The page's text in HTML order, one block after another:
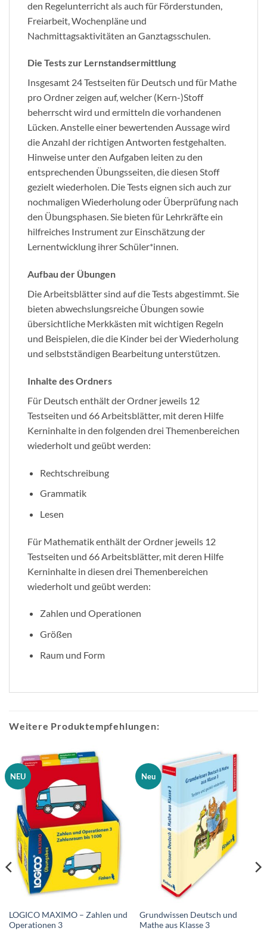
den Regelunterricht als auch für Förderstunden,
Freiarbeit, Wochenpläne und
Nachmittagsaktivitäten an Ganztagsschulen.
Die Tests zur Lernstandsermittlung
Insgesamt 24 Testseiten für Deutsch und für Mathe
pro Ordner zeigen auf, welcher (Kern-)Stoff
beherrscht wird und ermitteln die vorhandenen
Lücken. Anstelle einer bewertenden Aussage wird
die Anzahl der richtigen Antworten festgehalten.
Hinweise unter den Aufgaben leiten zu den
entsprechenden Übungsseiten, die diesen Stoff
gezielt wiederholen. Die Tests eignen sich auch zur
nochmaligen Wiederholung oder Überprüfung nach
den Übungsphasen. Sie bieten für Lehrkräfte ein
hilfreiches Instrument zur Einschätzung der
Lernentwicklung ihrer Schüler*innen.
Aufbau der Übungen
Die Arbeitsblätter sind auf die Tests abgestimmt. Sie
bieten abwechslungsreiche Übungen sowie
übersichtliche Merkkästen mit wichtigen Regeln
und Beispielen, die die Kinder bei der Wiederholung
und selbstständigen Bearbeitung unterstützen.
Inhalte des Ordners
Für Deutsch enthält der Ordner jeweils 12
Testseiten und 66 Arbeitsblätter, mit deren Hilfe
Kerninhalte in den folgenden drei Themenbereichen
wiederholt und geübt werden:
Rechtschreibung
Grammatik
Lesen
Für Mathematik enthält der Ordner jeweils 12
Testseiten und 66 Arbeitsblätter, mit deren Hilfe
Kerninhalte in diesen drei Themenbereichen
wiederholt und geübt werden:
Zahlen und Operationen
Größen
Raum und Form
Weitere Produktempfehlungen:
NEU
LOGICO MAXIMO – Zahlen und
Operationen 3
Neu
Grundwissen Deutsch und
Mathe aus Klasse 3